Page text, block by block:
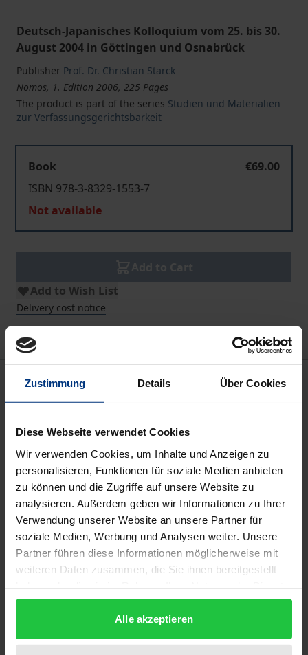
Zustimmung Details Über Cookies
Diese Webseite verwendet Cookies
Wir verwenden Cookies, um Inhalte und Anzeigen zu
personalisieren, Funktionen für soziale Medien anbieten
zu können und die Zugriffe auf unsere Website zu
analysieren. Außerdem geben wir Informationen zu Ihrer
Verwendung unserer Website an unsere Partner für
soziale Medien, Werbung und Analysen weiter. Unsere
Partner führen diese Informationen möglicherweise mit
weiteren Daten zusammen, die Sie ihnen bereitgestellt
gesammelt haben.
Alle akzeptieren
Deutsch-Japanisches Kolloquium vom 25. bis 30.
August 2004 in Göttingen und Osnabrück
Publisher Prof. Dr. Christian Starck
Nomos, 1. Edition 2006, 225 Pages
The product is part of the series Studien und Materialien
zur Verfassungsgerichtsbarkeit
Book
€69.00
ISBN 978-3-8329-1553-7
Not available
Add to Wish List
Delivery cost notice
Description
Verfassungsgerichtsbarkeit zur Demokratie? Welche
Wirkung haben verfassungsrechtliche
Entscheidungen? Was versteht man unter höherem
Recht und worauf beruht dieser Gedanke? Wie
erfolgt der Grundrechtsschutz durch die
Verfassungsgerichte? Diese Fragen werden in
Deutschland und Japan unterschiedlich beantwortet.
Obersten Gerichtshof im Vergleich zur italienischen